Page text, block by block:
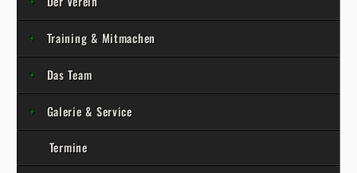
Training & Mitmachen
Das Team
Galerie & Service
Termine